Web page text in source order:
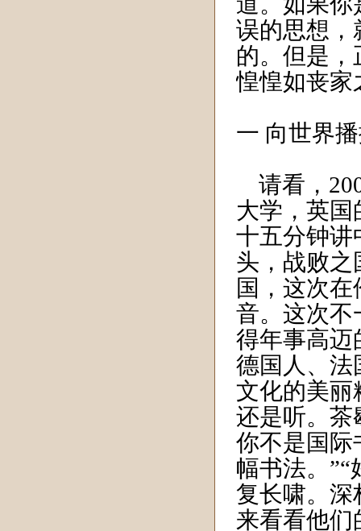
误的思想，
的。但是
惶惶如丧家
一 向世界
请看，
大学，英
十五分钟讲
头，战败之
国，这次
音。这次不
得年事高迈
德国人、法
文化的美丽
还是听。茶
你不是国际
幅书法。
复长啸。深
来看看他们